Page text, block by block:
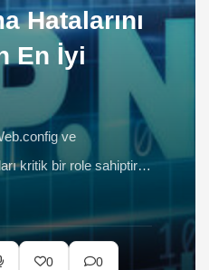
Hatalarını
En İyi
ve
kritik bir role sahiptir.
yol açabilir. Bu
yöntemlerini,
ve hassas bilgilerin
0 0